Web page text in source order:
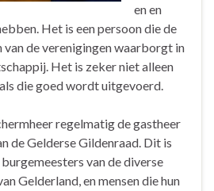
en en
Het is een persoon die de
de verenigingen waarborgt in
Het is zeker niet alleen
die goed wordt uitgevoerd.
regelmatig de gastheer
de Gelderse Gildenraad. Dit is
van de diverse
Gelderland, en mensen die hun